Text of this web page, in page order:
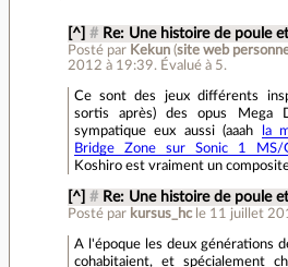
[^] # Re: Une histoire de poule
Posté par Kekun(site web
2012 à 19:39. Évalué à 5.
Ce sont des jeux différents
sortis après) des opus Mega
sympatique eux aussi (aaah
la
Bridge Zone sur Sonic 1 MS/
Koshiro est vraiment un
[^] # Re: Une histoire de poule
Posté par kursus_hc le 11 juillet
A l'époque les deux générations
cohabitaient, et spécialement